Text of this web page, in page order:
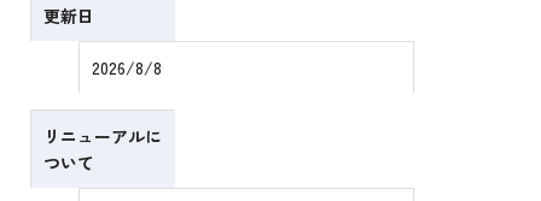
更新日
2026/8/8
リニューアルに
ついて